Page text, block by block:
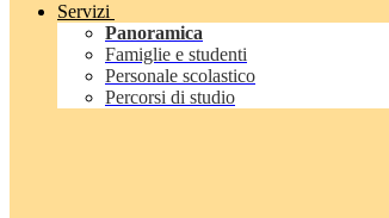
Servizi
Panoramica
Famiglie e studenti
Personale scolastico
Percorsi di studio